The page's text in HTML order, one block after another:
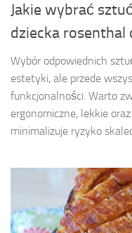
Jakie wybrać
dziecka rosenthal
Wybór odpowiednich
estetyki, ale przede
funkcjonalności. Warto
ergonomiczne, lekkie
minimalizuje ryzyko